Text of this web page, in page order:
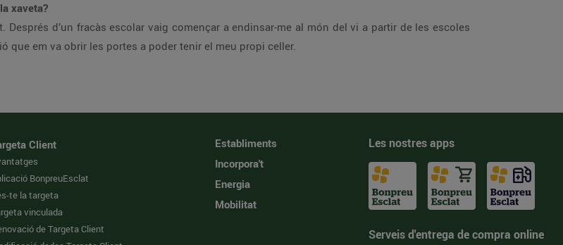
xaveta?
Després d’un fracàs escolar vaig començar a endinsar-me al món del vi a partir de les escoles
que em va obrir les portes a poder tenir el meu propi celler.
Client
BonpreuEsclat
te la targeta
vinculada
de Targeta Client
Establiments
Incorpora't
Energia
Mobilitat
Les nostres apps
Serveis d'entrega de compra online